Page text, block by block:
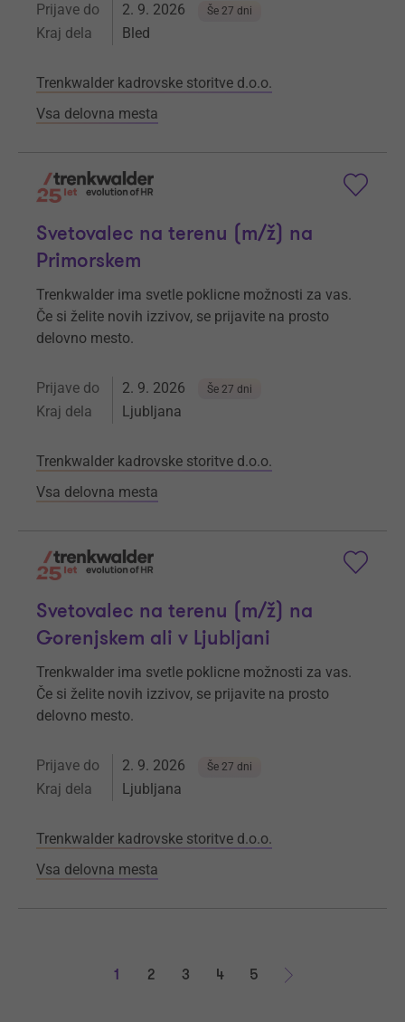
Prijave do 2. 9. 2026 Še 27 dni
Kraj dela Bled
Trenkwalder kadrovske storitve d.o.o.
Vsa delovna mesta
Svetovalec na terenu (m/ž) na
Primorskem
Trenkwalder ima svetle poklicne možnosti za vas.
Če si želite novih izzivov, se prijavite na prosto
delovno mesto.
Prijave do 2. 9. 2026 Še 27 dni
Kraj dela Ljubljana
Trenkwalder kadrovske storitve d.o.o.
Vsa delovna mesta
Svetovalec na terenu (m/ž) na
Gorenjskem ali v Ljubljani
Trenkwalder ima svetle poklicne možnosti za vas.
Če si želite novih izzivov, se prijavite na prosto
delovno mesto.
Prijave do 2. 9. 2026 Še 27 dni
Kraj dela Ljubljana
Trenkwalder kadrovske storitve d.o.o.
Vsa delovna mesta
1 2 3 4
5